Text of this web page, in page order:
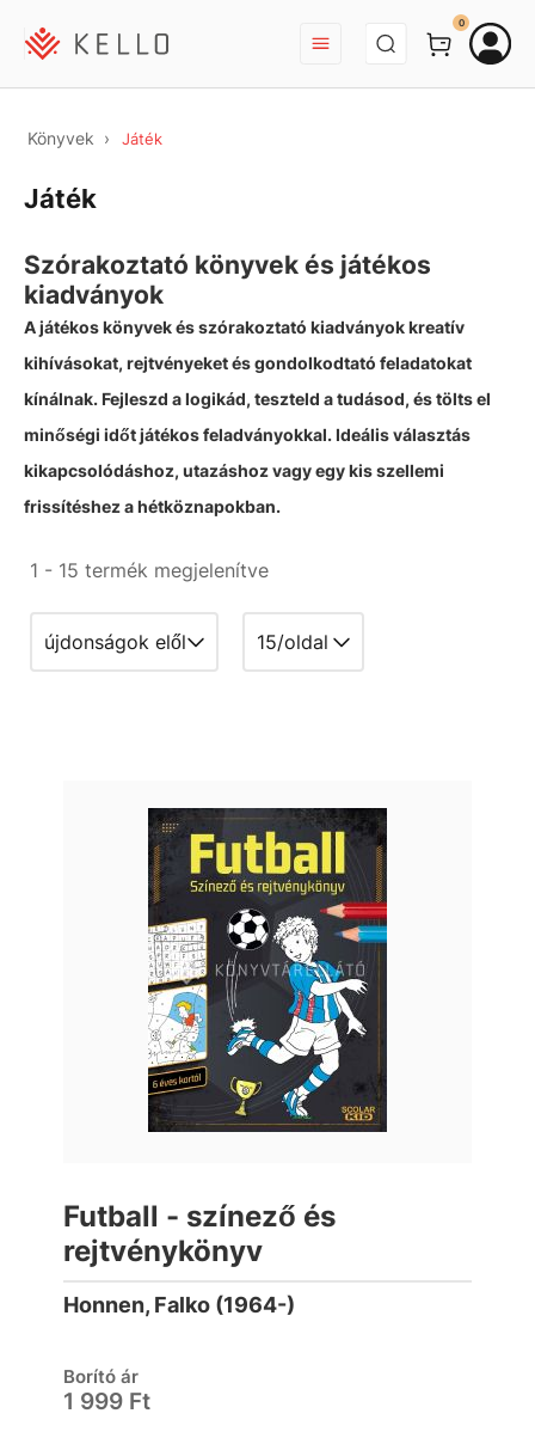
BEJELENTKEZÉS
0
Könyvek Játék
Játék
Szórakoztató könyvek és játékos
kiadványok
A játékos könyvek és szórakoztató kiadványok kreatív
kihívásokat, rejtvényeket és gondolkodtató feladatokat
kínálnak. Fejleszd a logikád, teszteld a tudásod, és tölts el
minőségi időt játékos feladványokkal. Ideális választás
kikapcsolódáshoz, utazáshoz vagy egy kis szellemi
frissítéshez a hétköznapokban.
1 - 15 termék megjelenítve
Futball - színező és
rejtvénykönyv
Honnen, Falko (1964-)
Borító ár
1 999 Ft